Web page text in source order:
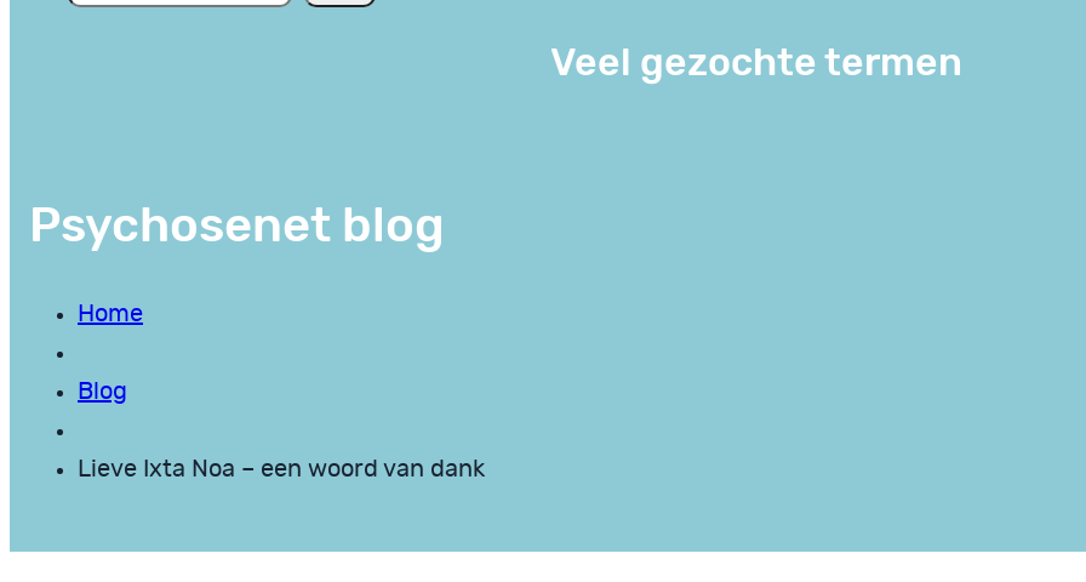
Veel gezochte termen
Psychosenet blog
Home
Blog
Lieve Ixta Noa – een woord van dank